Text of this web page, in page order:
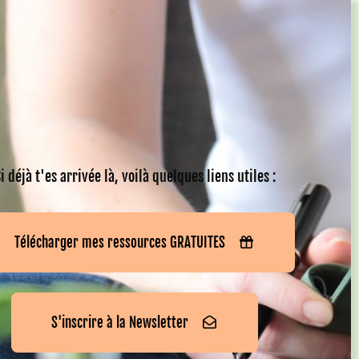
déjà t'es arrivée là, voilà quelques liens utiles :
Télécharger mes ressources GRATUITES
S'inscrire à la Newsletter